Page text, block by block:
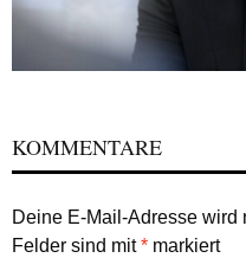
KOMMENTARE
Deine E-Mail-Adresse wird
Felder sind mit* markiert